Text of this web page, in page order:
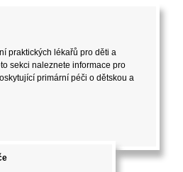
praktických lékařů pro děti a
sekci naleznete informace pro
primární péči o dětskou a